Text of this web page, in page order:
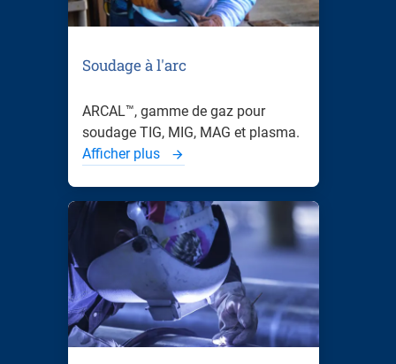
Soudage à l'arc
ARCAL™, gamme de gaz pour
soudage TIG, MIG, MAG et plasma.
Afficher plus